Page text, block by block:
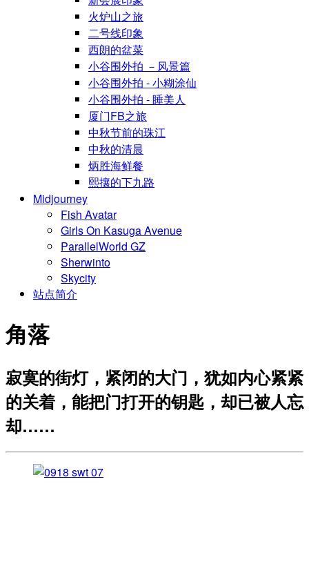
火炉山之旅
二号线印象
西朗的盆菜
小谷围外拍 －风景篇
小谷围外拍 - 小糊涂仙
小谷围外拍 - 睡美人
厦门FB之旅
中秋节前的珠江
中秋的清晨
炳胜海鲜餐
熙攘的下九路
Midjourney
Fish Avatar
Girls On Kasuga Avenue
ParallelWorld GZ
Sherwinto
Skycity
站点简介
角落
寂寞的街灯，紧闭的大门，犹如内心紧紧
的关着，能把门打开的钥匙，却已被人忘
却……